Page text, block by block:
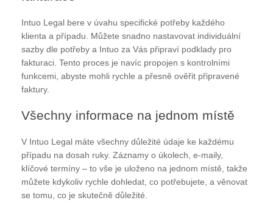
Intuo Legal bere v úvahu specifické potřeby každého
klienta a případu. Můžete snadno nastavovat individuální
sazby dle potřeby a Intuo za Vás připraví podklady pro
fakturaci. Tento proces je navíc propojen s kontrolními
funkcemi, abyste mohli rychle a přesně ověřit připravené
faktury.
Všechny informace na jednom místě
V Intuo Legal máte všechny důležité údaje ke každému
případu na dosah ruky. Záznamy o úkolech, e-maily,
klíčové termíny – to vše je uloženo na jednom místě, takže
můžete kdykoliv rychle dohledat, co potřebujete, a věnovat
se tomu, co je skutečně důležité.